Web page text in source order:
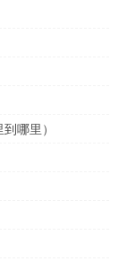
哪里）